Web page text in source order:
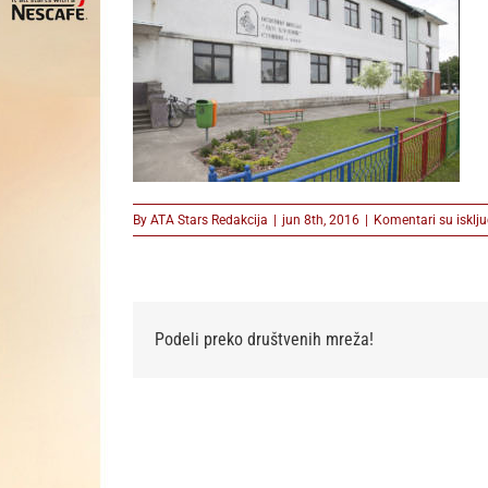
By ATA Stars Redakcija | jun 8th, 2016 | Komentari su
Podeli preko društvenih mreža!